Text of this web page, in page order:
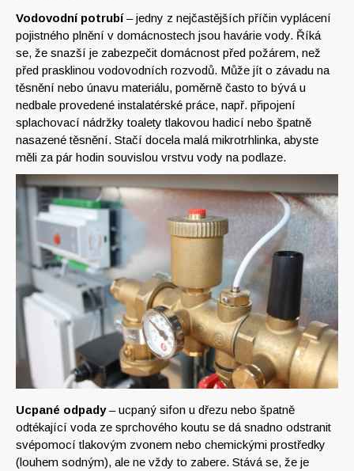
Vodovodní potrubí– jedny z nejčastějších příčin vyplácení
pojistného plnění v domácnostech jsou havárie vody. Říká
se, že snazší je zabezpečit domácnost před požárem, než
před prasklinou vodovodních rozvodů. Může jít o závadu na
těsnění nebo únavu materiálu, poměrně často to bývá u
nedbale provedené instalatérské práce, např. připojení
splachovací nádržky toalety tlakovou hadicí nebo špatně
nasazené těsnění. Stačí docela malá mikrotrhlinka, abyste
měli za pár hodin souvislou vrstvu vody na podlaze.
Ucpané odpady– ucpaný sifon u dřezu nebo špatně
odtékající voda ze sprchového koutu se dá snadno odstranit
svépomocí tlakovým zvonem nebo chemickými prostředky
(louhem sodným), ale ne vždy to zabere. Stává se, že je